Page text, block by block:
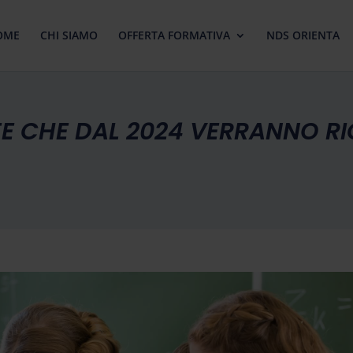
CHI SIAMO OFFERTA FORMATIVA NDS ORIENTA
CHE DAL 2024 VERRANNO